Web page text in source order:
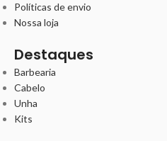
Políticas de envio
Nossa loja
Destaques
Barbearia
Cabelo
Unha
Kits